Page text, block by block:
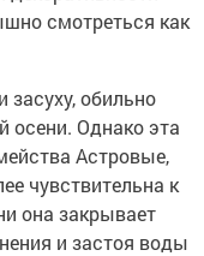
смотреться как
засуху, обильно
осени. Однако эта
Астровые,
чувствительна к
она закрывает
и застоя воды